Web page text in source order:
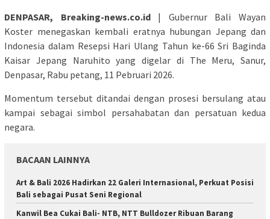
DENPASAR, Breaking-news.co.id| Gubernur Bali Wayan
Koster menegaskan kembali eratnya hubungan Jepang dan
Indonesia dalam Resepsi Hari Ulang Tahun ke-66 Sri Baginda
Kaisar Jepang Naruhito yang digelar di The Meru, Sanur,
Denpasar, Rabu petang, 11 Pebruari 2026.
Momentum tersebut ditandai dengan prosesi bersulang atau
kampai sebagai simbol persahabatan dan persatuan kedua
negara.
BACAAN LAINNYA
Art & Bali 2026 Hadirkan 22 Galeri Internasional, Perkuat Posisi
Bali sebagai Pusat Seni Regional
Kanwil Bea Cukai Bali- NTB, NTT Bulldozer Ribuan Barang